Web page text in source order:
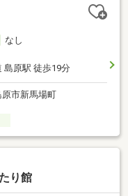
なし
島原駅 徒歩19分
市新馬場町
り館